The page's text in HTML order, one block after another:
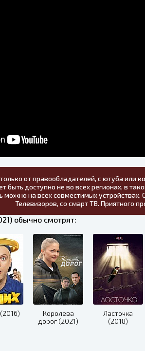
от правообладателей, с ютуба или
быть доступно не во всех регионах, в
можно на всех совместимых
Телевизоров, со смарт ТВ. Приятного
обычно смотрят:
Королева
дорог (2021)
Ласточка
(2018)